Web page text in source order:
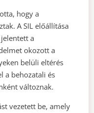
hogy a
A SIL előállítása
a
okozott a
belüli eltérés
a behozatali és
változnak.
vezetett be, amely